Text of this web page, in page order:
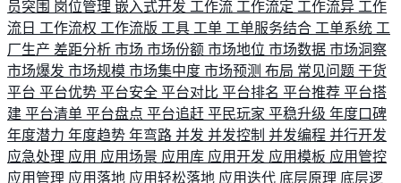
员突围 岗位管理 嵌入式开发 工作流 工作流定 工作流异 工作
流日 工作流权 工作流版 工具 工单 工单服务结合 工单系统 工
厂生产 差距分析 市场 市场份额 市场地位 市场数据 市场洞察
市场爆发 市场规模 市场集中度 市场预测 布局 常见问题 干货
平台 平台优势 平台安全 平台对比 平台排名 平台推荐 平台搭
建 平台清单 平台盘点 平台追赶 平民玩家 平稳升级 年度口碑
年度潜力 年度趋势 年弯路 并发 并发控制 并发编程 并行开发
应急处理 应用 应用场景 应用库 应用开发 应用模板 应用管控
应用管理 应用落地 应用轻松落地 应用迭代 底层原理 底层逻